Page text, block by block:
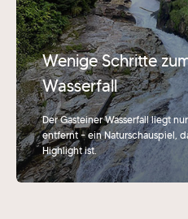
Wenige Schritte
Wasserfall
Der Gasteiner Wasserfall liegt
entfernt – ein Naturschauspiel,
Highlight ist.